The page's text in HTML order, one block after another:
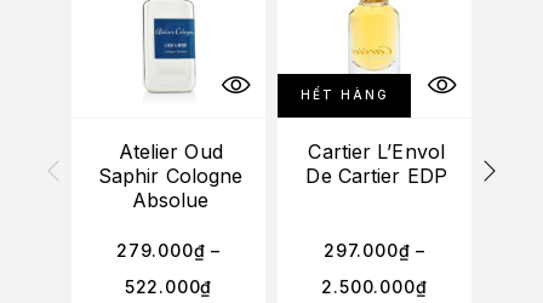
Atelier Oud
Saphir Cologne
Absolue
279.000₫ –
522.000₫
HẾT HÀNG
Cartier L’Envol
De Cartier EDP
297.000₫ –
2.500.000₫